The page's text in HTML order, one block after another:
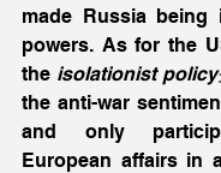
made Russia being
powers. As for the
the isolationist policy
the anti-war
and only
European affairs in